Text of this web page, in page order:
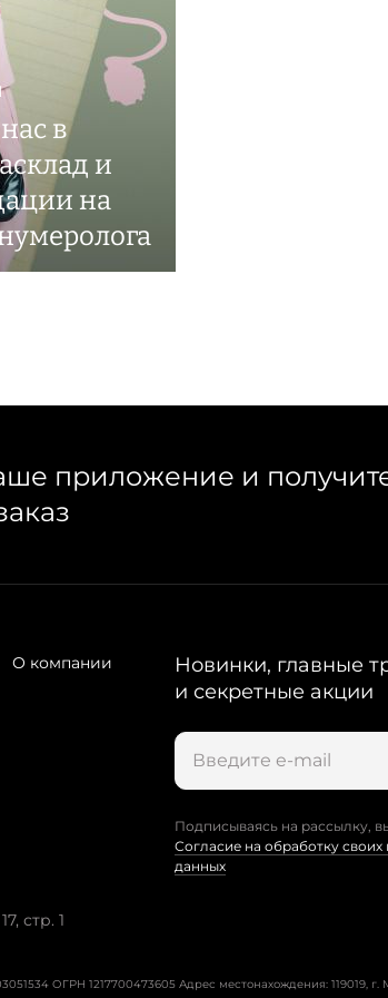
в
и
на
приложение и
О компании
стр. 1
Новинки, главные
и секретные акции
Подписываясь на рассылку,
Согласие на обработку
данных
ОГРН 1217700473605 Адрес местонахождения: 119019,